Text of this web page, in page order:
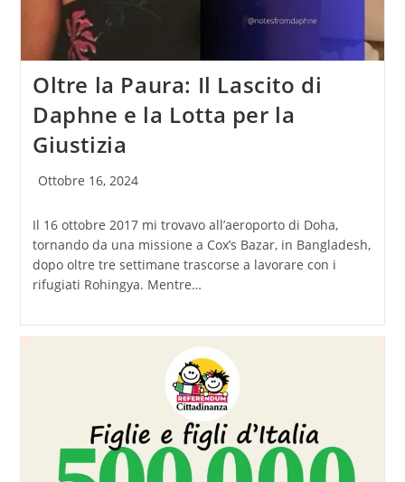
Oltre la Paura: Il Lascito di
Daphne e la Lotta per la
Giustizia
Articolo
Ottobre 16, 2024
Il 16 ottobre 2017 mi trovavo all’aeroporto di Doha,
tornando da una missione a Cox’s Bazar, in Bangladesh,
dopo oltre tre settimane trascorse a lavorare con i
rifugiati Rohingya. Mentre…